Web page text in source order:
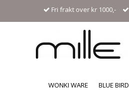
Fri frakt over kr 1000,-
WONKI WARE BLUE BIRD